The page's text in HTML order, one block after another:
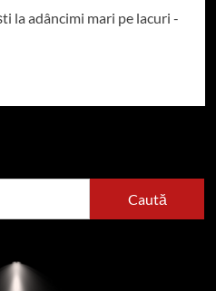
la adâncimi mari pe lacuri -
Caută